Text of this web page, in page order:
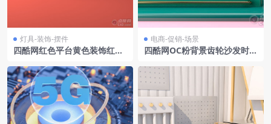
灯具-装饰-摆件
四酷网红色平台黄色装饰红黄
电商-促销-场景
四酷网OC粉背景齿轮沙发时尚